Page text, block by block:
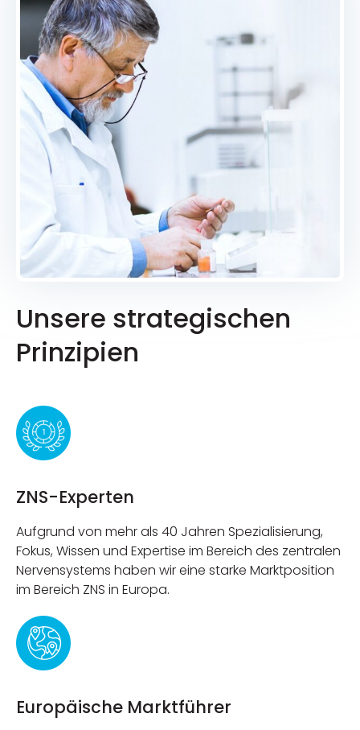
Unsere strategischen
Prinzipien
ZNS-Experten
Aufgrund von mehr als 40 Jahren Spezialisierung,
Fokus, Wissen und Expertise im Bereich des zentralen
Nervensystems haben wir eine starke Marktposition
im Bereich ZNS in Europa.
Europäische Marktführer